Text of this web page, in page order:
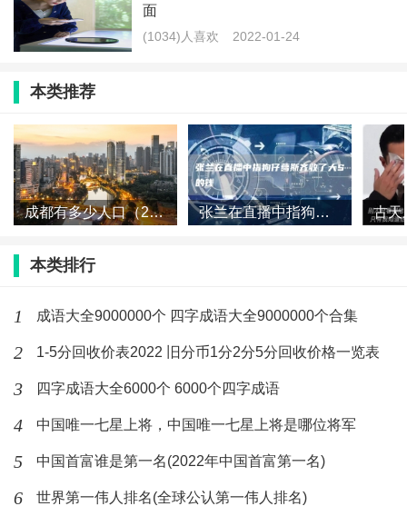
面
(1034)人喜欢 2022-01-24
本类推荐
成都有多少人口（2023成都人口总数多少） 张兰在直播中指狗仔葛斯齐收了大S的钱
本类排行
1 成语大全9000000个 四字成语大全9000000个合集
2 1-5分回收价表2022 旧分币1分2分5分回收价格一览表
3 四字成语大全6000个 6000个四字成语
4 中国唯一七星上将，中国唯一七星上将是哪位将军
5 中国首富谁是第一名(2022年中国首富第一名)
6 世界第一伟人排名(全球公认第一伟人排名)